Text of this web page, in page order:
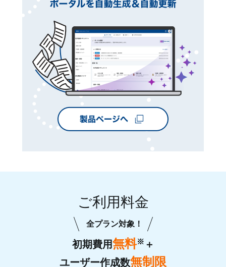
ご利用料金
全プラン対象！
初期費用無料※ ＋
ユーザー作成数無制限